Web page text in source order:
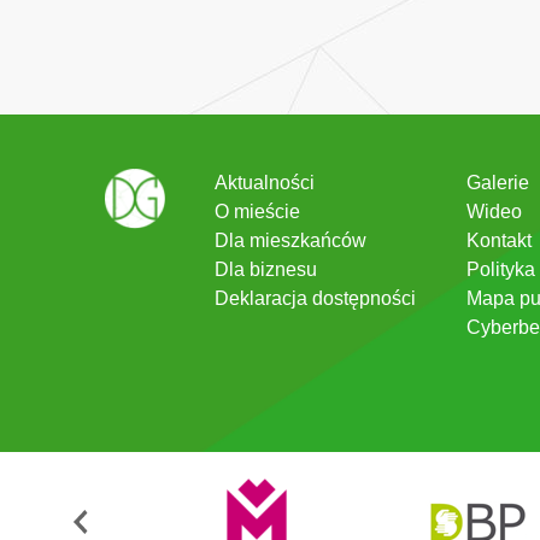
Aktualności
O mieście
Dla mieszkańców
Dla biznesu
Deklaracja dostępności
Galerie
Wideo
Kontakt
Mapa